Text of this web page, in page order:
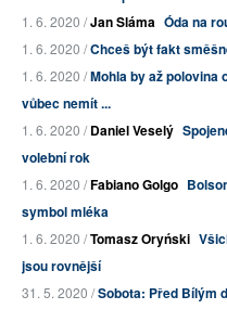
1. 6. 2020 /Jan Sláma Óda na
1. 6. 2020 /Chceš být fakt
1. 6. 2020 /Mohla by až polovina
vůbec nemít ...
1. 6. 2020 /Daniel Veselý
volební rok
1. 6. 2020 /Fabiano Golgo
symbol mléka
1. 6. 2020 /Tomasz Oryński
jsou rovnější
31. 5. 2020 /Sobota: Před Bílým